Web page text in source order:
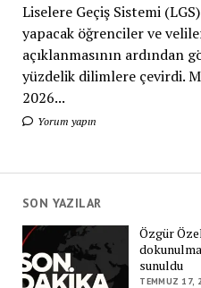
Liselere Geçiş Sistemi
yapacak öğrenciler ve
açıklanmasının ardından
yüzdelik dilimlere çevirdi.
2026...
Yorum yapın
SON YAZILAR
Özgür
sunuldu
TEMMUZ 17,